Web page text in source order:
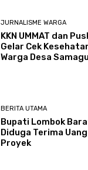
JURNALISME WARGA
KKN UMMAT dan
Gelar Cek
Warga Desa
BERITA UTAMA
Bupati Lombok
Diduga Terima
Proyek